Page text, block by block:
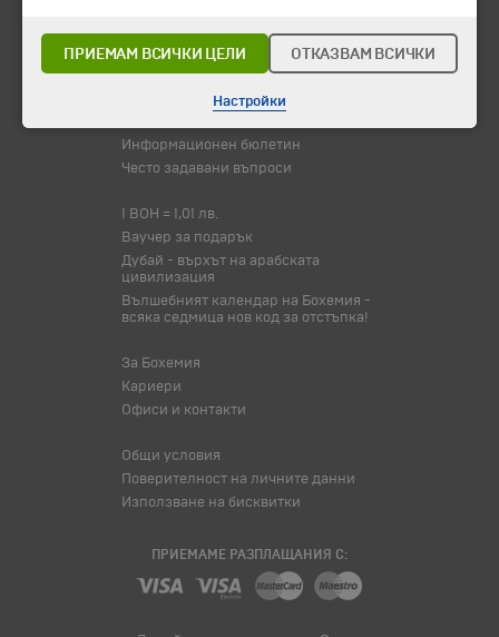
Хотелски резервации
Корпоративно обслужване
Информационен бюлетин
Често задавани въпроси
1 BOH = 1,01 лв.
Ваучер за подарък
Дубай - върхът на арабската
цивилизация
Вълшебният календар на Бохемия -
всяка седмица нов код за отстъпка!
За Бохемия
Кариери
Офиси и контакти
Общи условия
Поверителност на личните данни
Използване на бисквитки
ПРИЕМАМЕ РАЗПЛАЩАНИЯ С:
ПРИЕМАМ ВСИЧКИ ЦЕЛИ ОТКАЗВАМ ВСИЧКИ
Настройки